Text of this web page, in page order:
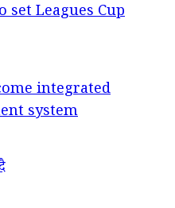
set Leagues Cup
integrated
system